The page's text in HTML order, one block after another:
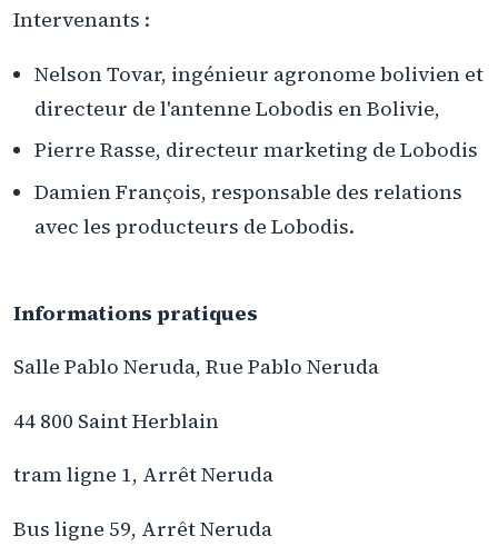
Intervenants :
Nelson Tovar, ingénieur agronome bolivien et
directeur de l'antenne Lobodis en Bolivie,
Pierre Rasse, directeur marketing de Lobodis
Damien François, responsable des relations
avec les producteurs de Lobodis.
Informations pratiques
Salle Pablo Neruda, Rue Pablo Neruda
44 800 Saint Herblain
tram ligne 1, Arrêt Neruda
Bus ligne 59, Arrêt Neruda